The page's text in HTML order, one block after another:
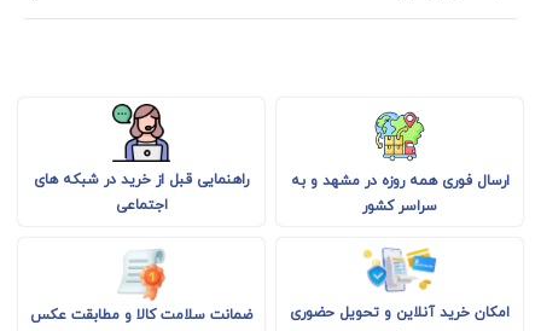
ارسال فوری همه روزه در مشهد و به
سراسر کشور
راهنمایی قبل از خرید در شبکه های
اجتماعی
امکان خرید آنلاین و تحویل حضوری
ضمانت سلامت کالا و مطابقت عکس